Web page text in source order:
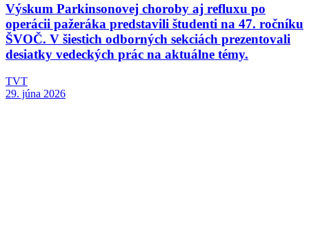
Výskum Parkinsonovej choroby aj refluxu po
operácii pažeráka predstavili študenti na 47. ročníku
ŠVOČ. V šiestich odborných sekciách prezentovali
desiatky vedeckých prác na aktuálne témy.
TVT
29. júna 2026